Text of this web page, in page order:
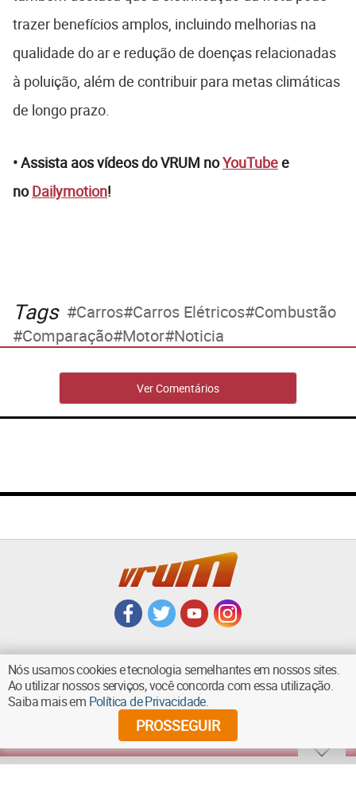
trazer benefícios amplos, incluindo melhorias na
qualidade do ar e redução de doenças relacionadas
à poluição, além de contribuir para metas climáticas
de longo prazo.
• Assista aos vídeos do VRUM noYouTubee
noDailymotion!
Tags Carros Carros Elétricos Combustão
Comparação Motor Noticia
Ver Comentários
VOLTAR AO TOPO
Diários Associados - Todos os direitos reservados
Nós usamos cookies e tecnologia semelhantes em nossos sites.
Ao utilizar nossos serviços, você concorda com essa utilização.
Saiba mais em Política de Privacidade.
PROSSEGUIR